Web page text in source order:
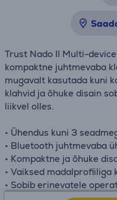
Trust Nado II Multi-
kompaktne juhtmevaba
mugavalt kasutada kuni
klahvid ja õhuke disain
liikvel olles.
• Ühendus kuni 3
• Bluetooth juhtmevaba
• Kompaktne ja õhuke
• Vaiksed madalprofiiliga
• Sobib erinevatele